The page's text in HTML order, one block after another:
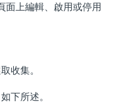
面上編輯、啟用或停用
收集。
下所述。